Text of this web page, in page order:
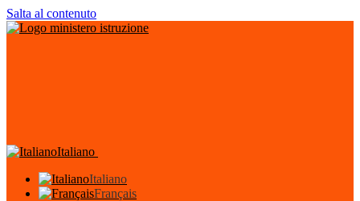
Salta al contenuto
Italiano
Italiano
Français